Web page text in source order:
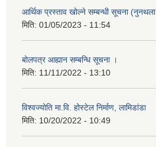
आर्थिक प्रस्ताव खोल्ने सम्बन्धी सूचना
मिति: 01/05/2023 - 11:54
बोलपत्र आह्यान सम्बन्धि सूचना ।
मिति: 11/11/2022 - 13:10
विश्वज्योति मा.वि. होस्टेल निर्माण, लामिडांडा
मिति: 10/20/2022 - 10:49